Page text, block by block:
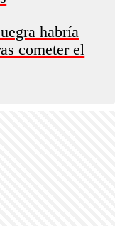
habría
cometer el